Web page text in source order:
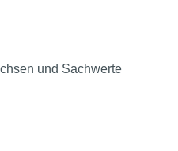
und Sachwerte